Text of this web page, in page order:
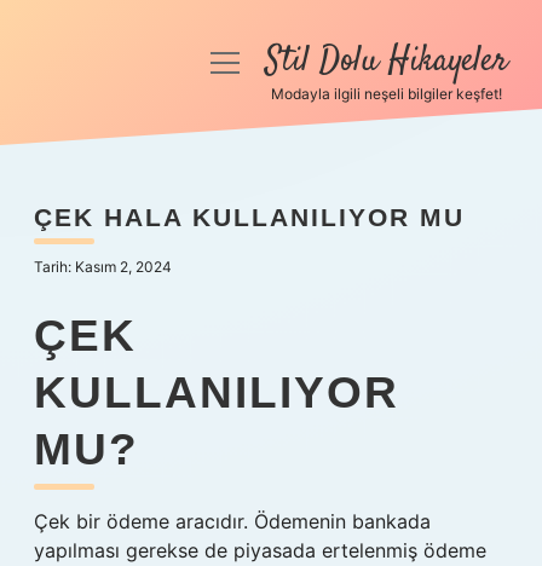
Anasayfa
Yasal Uyarı
menüyüStil Dolu Hikayeler
Modayla ilgili neşeli bilgiler keşfet!
ÇEK HALA KULLANILIYOR MU
Tarih: Kasım 2, 2024
ÇEK
KULLANILIYOR
MU?
Çek bir ödeme aracıdır. Ödemenin bankada
yapılması gerekse de piyasada ertelenmiş ödeme